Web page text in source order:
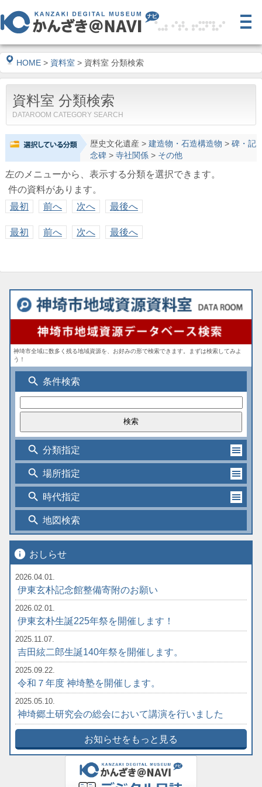
HOME > 資料室 > 資料室 分類検索
資料室 分類検索
DATAROOM CATEGORY SEARCH
歴史文化遺産> 建造物・石造構造物 > 碑・記
念碑> 寺社関係> その他
左のメニューから、表示する分類を選択できます。
件の資料があります。
最初
前へ 次へ 最後へ
最初 前へ 次へ 最後へ
神埼市全域に数多く残る地域資源を、お好みの形で検索できます。まずは検索してみよ
う！
search 条件検索
search 分類指定
search 場所指定
search 時代指定
search 地図検索
info おしらせ
2026.04.01.
伊東玄朴記念館整備寄附のお願い
2026.02.01.
伊東玄朴生誕225年祭を開催します！
2025.11.07.
吉田絃二郎生誕140年祭を開催します。
2025.09.22.
令和７年度 神埼塾を開催します。
2025.05.10.
神埼郷土研究会の総会において講演を行いました
お知らせをもっと見る